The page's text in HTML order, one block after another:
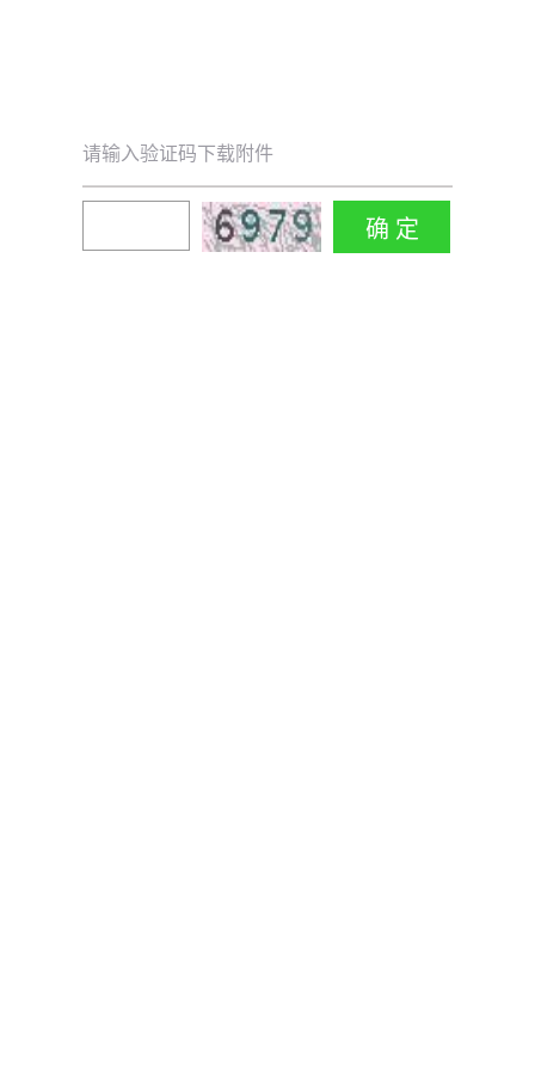
请输入验证码下载附件